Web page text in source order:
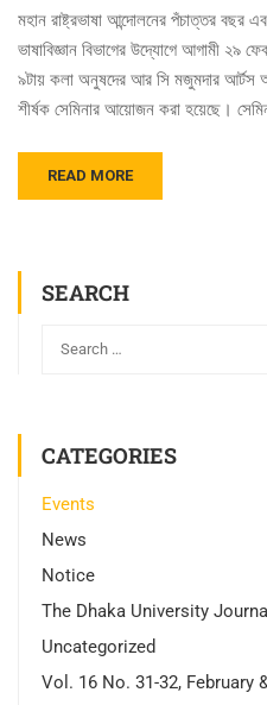
মহান রাষ্ট্রভাষা আন্দোলনের পঁচাত্তর বছর
ভাষাবিজ্ঞান বিভাগের উদ্যোগে আগামী ২৯
৯টায় কলা অনুষদের আর সি মজুমদার আর্টস
শীর্ষক সেমিনার আয়োজন করা হয়েছে।
READ MORE
SEARCH
CATEGORIES
Events
News
Notice
The Dhaka University
Uncategorized
Vol. 16 No. 31-32, February